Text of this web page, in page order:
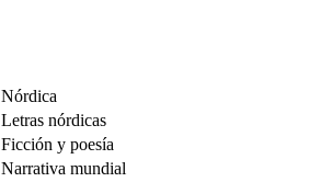
Nórdica
Letras nórdicas
Ficción y poesía
Narrativa mundial